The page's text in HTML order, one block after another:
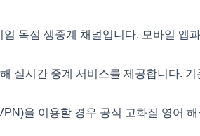
엄 독점 생중계 채널입니다. 모바일 앱
실시간 중계 서비스를 제공합니다.
을 이용할 경우 공식 고화질 영어